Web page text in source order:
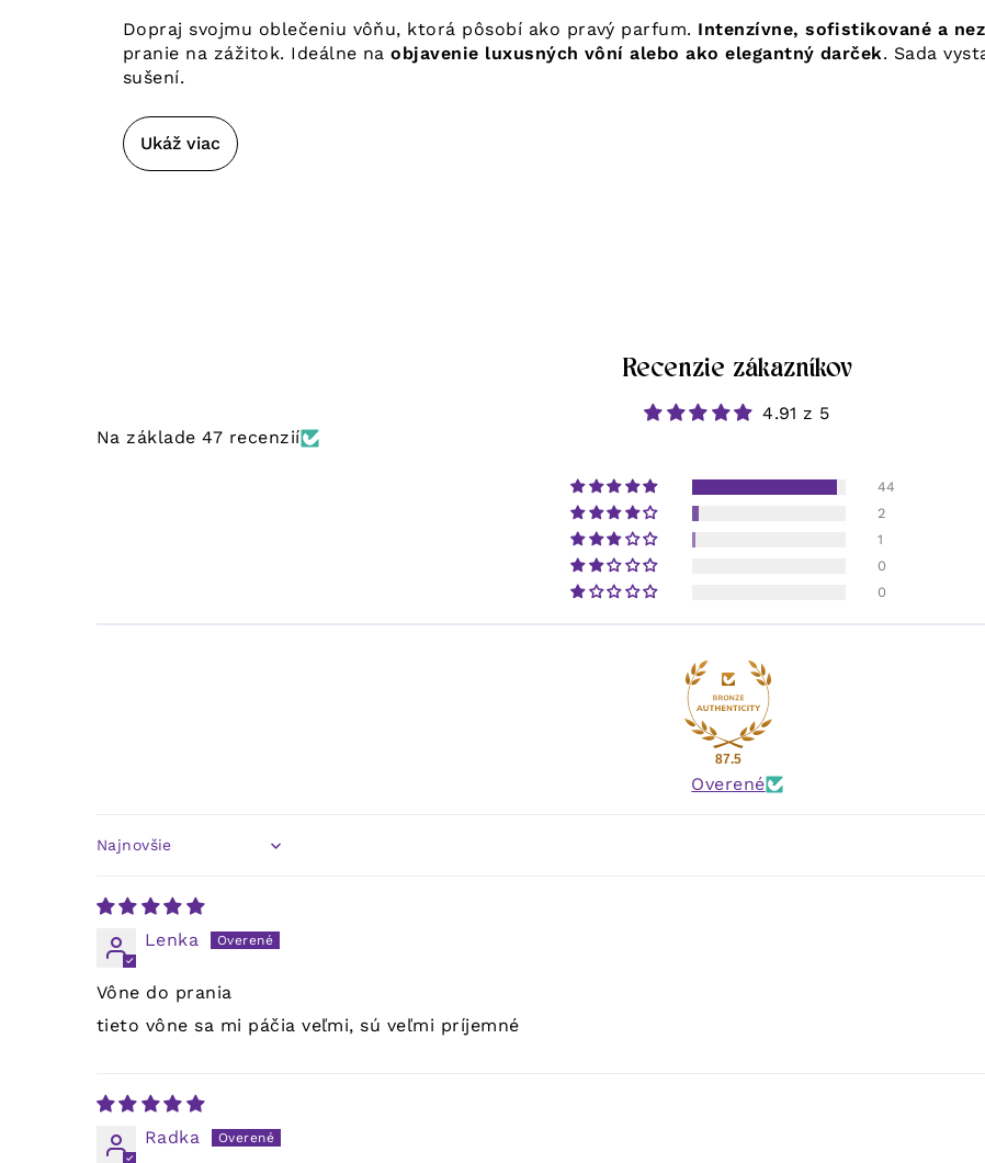
Dopraj svojmu oblečeniu vôňu, ktorá pôsobí ako pravý parfum. Intenzívne, sofistikované a
pranie na zážitok. Ideálne naobjavenie luxusných vôní alebo ako elegantný darček. Sada
sušení.
Ukáž viac
Recenzie zákazníkov
4.91 z 5
Na základe 47 recenzií
44
2
1
0
0
87.5
Overené
Sort by
Lenka
Vône do prania
tieto vône sa mi páčia veľmi, sú veľmi príjemné
Radka